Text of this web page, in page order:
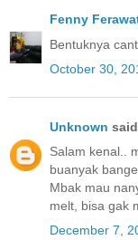
Fenny
Bentuknya
October 30,
Unknown
Salam kenal..
buanyak
Mbak mau
melt, bisa gak
December 7,